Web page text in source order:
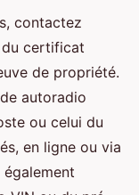
contactez
du certificat
de propriété.
autoradio
ou celui du
en ligne ou via